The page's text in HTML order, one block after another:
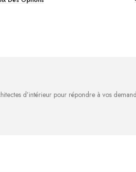
d’intérieur pour répondre à vos